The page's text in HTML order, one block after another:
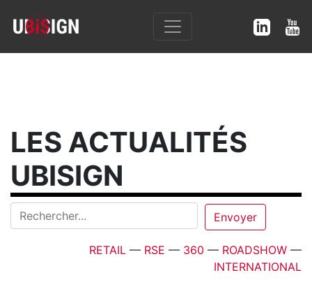
LES ACTUALITÉS
UBISIGN
RETAIL — RSE — 360 — ROADSHOW —
INTERNATIONAL